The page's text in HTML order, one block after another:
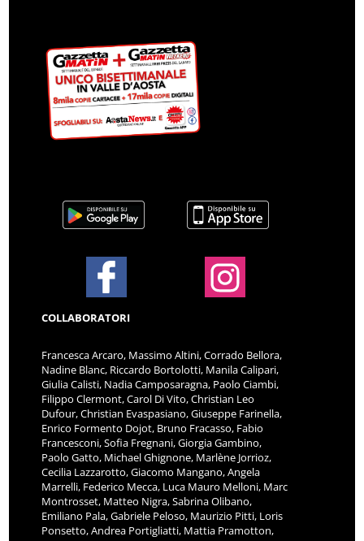
COLLABORATORI
Francesca Arcaro, Massimo Altini, Corrado Bellora,
Nadine Blanc, Riccardo Bortolotti, Manila Calipari,
Giulia Calisti, Nadia Camposaragna, Paolo Ciambi,
Filippo Clermont, Carol Di Vito, Christian Leo
Dufour, Christian Evaspasiano, Giuseppe Farinella,
Enrico Formento Dojot, Bruno Fracasso, Fabio
Francesconi, Sofia Fregnani, Giorgia Gambino,
Paolo Gatto, Michael Ghignone, Marlène Jorrioz,
Cecilia Lazzarotto, Giacomo Mangano, Angela
Marrelli, Federico Mecca, Luca Mauro Melloni, Marc
Montrosset, Matteo Nigra, Sabrina Olibano,
Emiliano Pala, Gabriele Peloso, Maurizio Pitti, Loris
Ponsetto, Andrea Portigliatti, Mattia Pramotton,